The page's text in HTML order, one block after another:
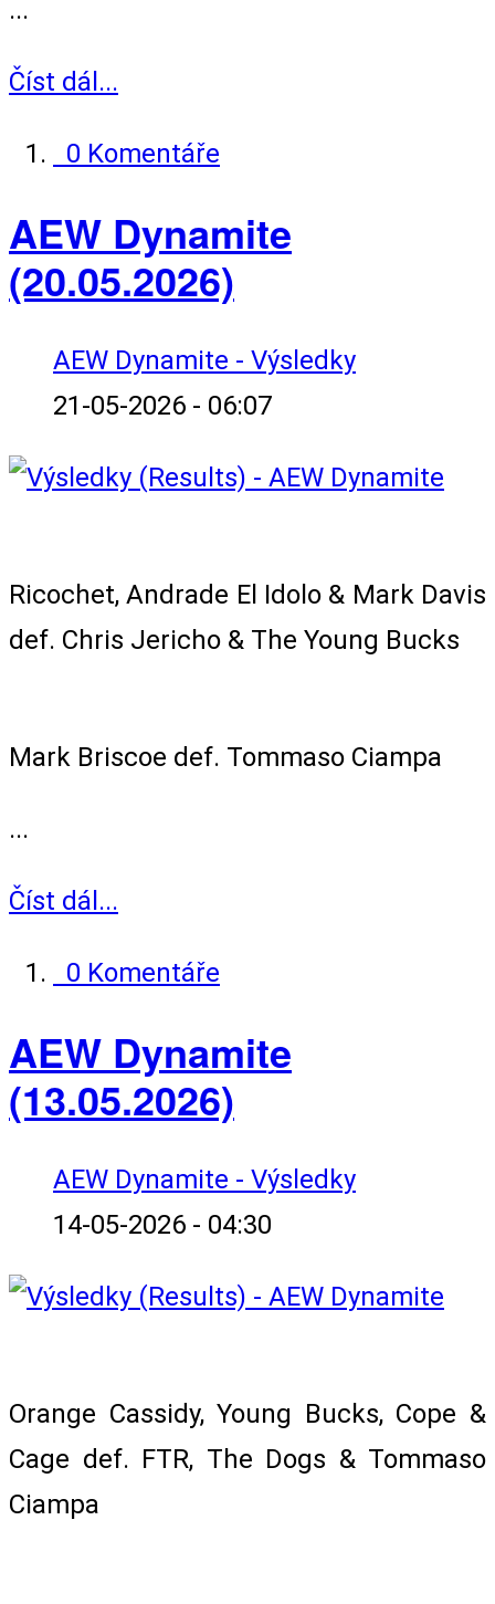
...
Číst dál...
0 Komentáře
AEW Dynamite
(20.05.2026)
AEW Dynamite - Výsledky
21-05-2026 - 06:07
Ricochet, Andrade El Idolo & Mark Davis
def. Chris Jericho & The Young Bucks
Mark Briscoe def. Tommaso Ciampa
...
Číst dál...
0 Komentáře
AEW Dynamite
(13.05.2026)
AEW Dynamite - Výsledky
14-05-2026 - 04:30
Orange Cassidy, Young Bucks, Cope &
Cage def. FTR, The Dogs & Tommaso
Ciampa